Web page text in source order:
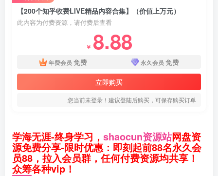
【200个知乎收费LIVE精品内容合集】（价值上万元）
此内容为付费资源，请付费后查看
￥ 8.88
年费会员 免费 永久会员 免费
立即购买
您当前未登录！建议登陆后购买，可保存购买订单
学海无涯-终身学习， shaocun资源站网盘资
源免费分享-限时优惠：即刻起前88名永久会
员88，拉入会员群，任何付费资源均共享！
众筹各种vip！